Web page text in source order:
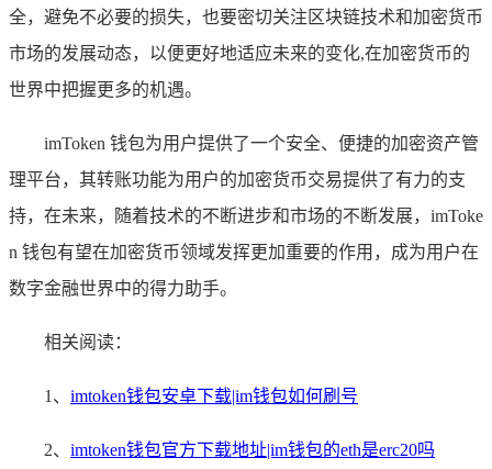
全，避免不必要的损失，也要密切关注区块链技术和加密货币
市场的发展动态，以便更好地适应未来的变化,在加密货币的
世界中把握更多的机遇。
imToken 钱包为用户提供了一个安全、便捷的加密资产管
理平台，其转账功能为用户的加密货币交易提供了有力的支
持，在未来，随着技术的不断进步和市场的不断发展，imToke
n 钱包有望在加密货币领域发挥更加重要的作用，成为用户在
数字金融世界中的得力助手。
相关阅读：
1、 imtoken钱包安卓下载|im钱包如何刷号
2、 imtoken钱包官方下载地址|im钱包的eth是erc20吗